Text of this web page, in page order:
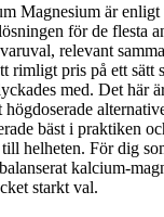
Magnesium är enligt
för de flesta
relevant
rimligt pris på ett sätt
med. Det här
högdoserade
bäst i praktiken
till helheten. För dig
kalcium-
starkt val.